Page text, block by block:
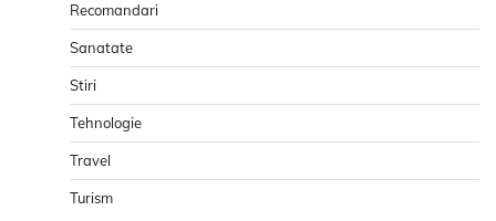
Recomandari
Sanatate
Stiri
Tehnologie
Travel
Turism